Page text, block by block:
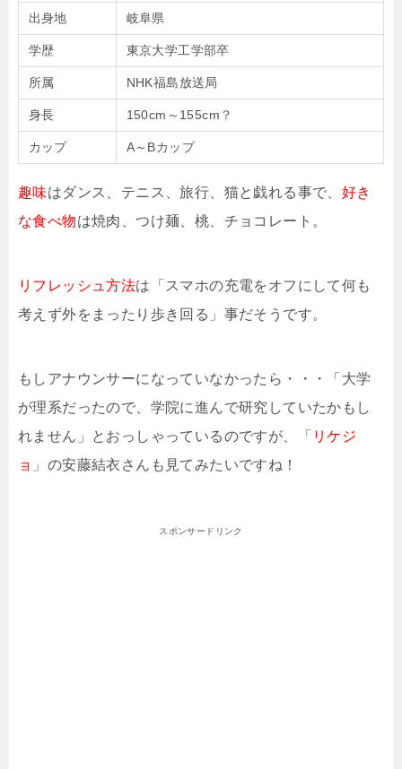
出身地 岐阜県
学歴 東京大学工学部卒
所属 NHK福島放送局
身長 150cm～155cm？
カップ A～Bカップ
趣味はダンス、テニス、旅行、猫と戯れる事で、 好き
な食べ物は焼肉、つけ麺、桃、チョコレート。
リフレッシュ方法は「スマホの充電をオフにして何も
考えず外をまったり歩き回る」事だそうです。
もしアナウンサーになっていなかったら・・・「大学
が理系だったので、学院に進んで研究していたかもし
れません」とおっしゃっているのですが、「 リケジ
ョ 」の安藤結衣さんも見てみたいですね！
スポンサードリンク